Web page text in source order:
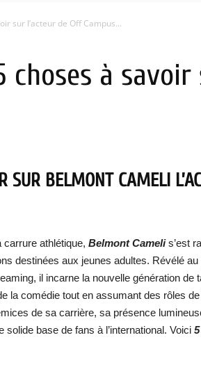
sur l’acteur de Off Campus...
choses à
SUR BELMONT CAMELI
athlétique, Belmont Camelis’est
destinées aux jeunes adultes. Révélé au
il incarne la nouvelle génération de
la comédie tout en assumant des rôles
de sa carrière, sa présence
base de fans à l’international. Voici